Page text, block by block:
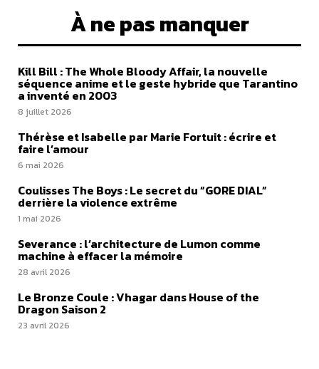
À ne pas manquer
Kill Bill : The Whole Bloody Affair, la nouvelle
séquence anime et le geste hybride que Tarantino
a inventé en 2003
8 juillet 2026
Thérèse et Isabelle par Marie Fortuit : écrire et
faire l’amour
6 mai 2026
Coulisses The Boys : Le secret du “GORE DIAL”
derrière la violence extrême
1 mai 2026
Severance : l’architecture de Lumon comme
machine à effacer la mémoire
28 avril 2026
Le Bronze Coule : Vhagar dans House of the
Dragon Saison 2
23 avril 2026